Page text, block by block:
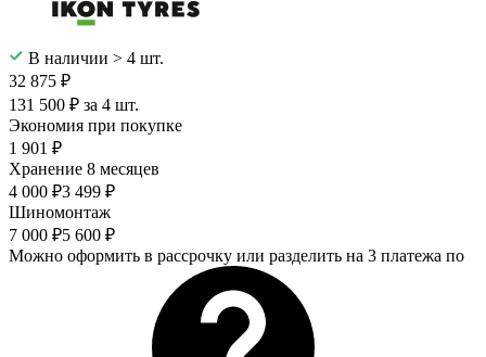
В наличии > 4 шт.
32 875 ₽
131 500 ₽ за 4 шт.
Экономия при покупке
1 901 ₽
Хранение 8 месяцев
4 000 ₽3 499 ₽
Шиномонтаж
7 000 ₽5 600 ₽
Можно оформить в рассрочку или разделить на 3 платежа по